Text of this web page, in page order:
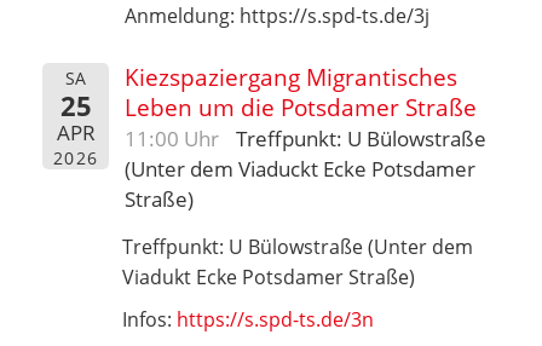
Anmeldung: https://s.spd-ts.de/3j
SA
25
APR
2026
Kiezspaziergang Migrantisches
Leben um die Potsdamer Straße
11:00 Uhr
Treffpunkt: U Bülowstraße
(Unter dem Viaduckt Ecke Potsdamer
Straße)
Treffpunkt: U Bülowstraße (Unter dem
Viadukt Ecke Potsdamer Straße)
Infos: https://s.spd-ts.de/3n